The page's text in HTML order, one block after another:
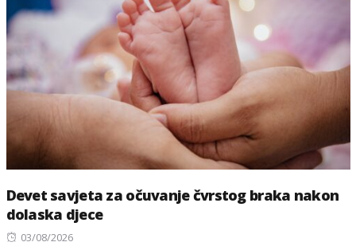
Devet savjeta za očuvanje čvrstog braka nakon
dolaska djece
Posted
03/08/2026